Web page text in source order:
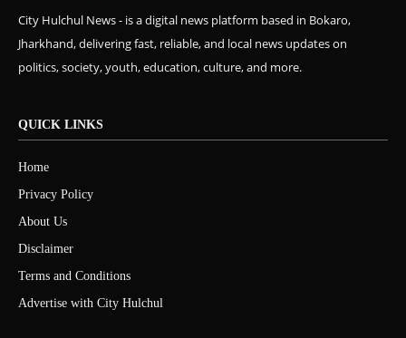
City Hulchul News - is a digital news platform based in Bokaro,
Jharkhand, delivering fast, reliable, and local news updates on
politics, society, youth, education, culture, and more.
QUICK LINKS
Home
Privacy Policy
About Us
Disclaimer
Terms and Conditions
Advertise with City Hulchul